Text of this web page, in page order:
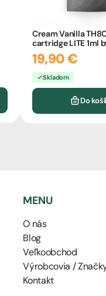
Cream Vanilla
cartridge LITE 1ml
CBDpredajňa
19,90 €
Skladom
Do
MENU
O nás
Blog
Veľkoobchod
Výrobcovia /
Kontakt